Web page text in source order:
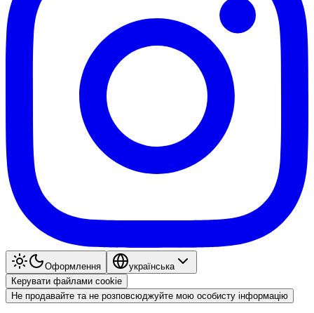
Оформлення
українська
Керувати файлами cookie
Не продавайте та не розповсюджуйте мою особисту інформацію